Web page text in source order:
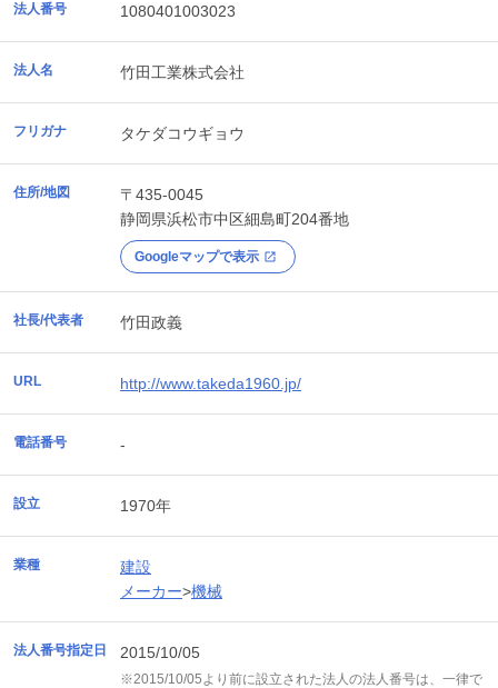
法人番号 1080401003023
法人名 竹田工業株式会社
フリガナ タケダコウギョウ
住所/地図
〒435-0045
静岡県浜松市中区細島町204番地
Googleマップで表示
社長/代表者 竹田政義
URL http://www.takeda1960.jp/
電話番号 -
設立 1970年
業種
建設
メーカー>機械
法人番号指定日 2015/10/05
※2015/10/05より前に設立された法人の法人番号は、一律で